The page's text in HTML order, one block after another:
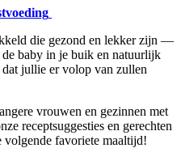
die gezond en lekker zijn —
baby in je buik en natuurlijk
jullie er volop van zullen
vrouwen en gezinnen met
receptsuggesties en gerechten
favoriete maaltijd!